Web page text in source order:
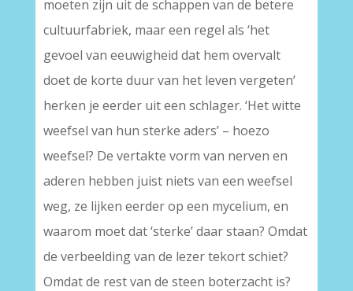
moeten zijn uit de schappen van de betere
cultuurfabriek, maar een regel als ‘het
gevoel van eeuwigheid dat hem overvalt
doet de korte duur van het leven vergeten’
herken je eerder uit een schlager. ‘Het witte
weefsel van hun sterke aders’ – hoezo
weefsel? De vertakte vorm van nerven en
aderen hebben juist niets van een weefsel
weg, ze lijken eerder op een mycelium, en
waarom moet dat ‘sterke’ daar staan? Omdat
de verbeelding van de lezer tekort schiet?
Omdat de rest van de steen boterzacht is?